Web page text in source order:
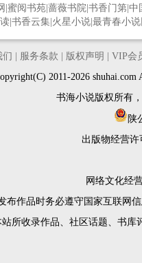
蜜阅书苑 蔷薇书院 书香门第 中
书香云集 火星小说 最青春小
们 服务条款 版权声明
VIP会
2011-2026
书海小说版权所有
陕
出版物经营许
网络文化经
布作品时务必遵守国家互联网
站所收录作品、社区话题、书库